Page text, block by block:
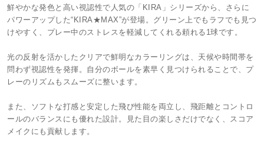
鮮やかな発色と高い視認性で人気の「KIRA」シリーズから、さらに
パワーアップした“KIRA★MAX”が登場。グリーン上でもラフでも見つ
けやすく、プレー中のストレスを軽減してくれる頼れる1球です。
光の反射を活かしたクリアで鮮明なカラーリングは、天候や時間帯を
問わず視認性を発揮。自分のボールを素早く見つけられることで、プ
レーのリズムもスムーズに整います。
また、ソフトな打感と安定した飛び性能を両立し、飛距離とコントロ
ールのバランスにも優れた設計。見た目の楽しさだけでなく、スコア
メイクにも貢献します。